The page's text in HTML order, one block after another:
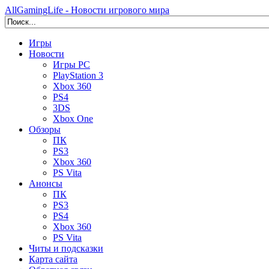
AllGamingLife - Новости игрового мира
Игры
Новости
Игры PC
PlayStation 3
Xbox 360
PS4
3DS
Xbox One
Обзоры
ПК
PS3
Xbox 360
PS Vita
Анонсы
ПК
PS3
PS4
Xbox 360
PS Vita
Читы и подсказки
Карта сайта